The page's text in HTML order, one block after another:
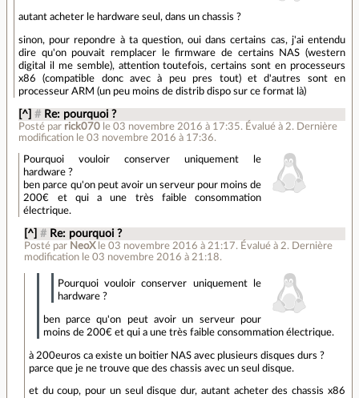
autant acheter le hardware seul, dans un chassis ?
sinon, pour repondre à ta question, oui dans certains cas, j'ai entendu
dire qu'on pouvait remplacer le firmware de certains NAS (western
digital il me semble), attention toutefois, certains sont en processeurs
x86 (compatible donc avec à peu pres tout) et d'autres sont en
processeur ARM (un peu moins de distrib dispo sur ce format là)
[^] # Re: pourquoi ?
Posté par rick070 le 03 novembre 2016 à 17:35. Évalué à 2. Dernière
modification le 03 novembre 2016 à 17:36.
Pourquoi vouloir conserver uniquement le
hardware ?
ben parce qu'on peut avoir un serveur pour moins de
200€ et qui a une très faible consommation
électrique.
[^] # Re: pourquoi ?
Posté par NeoX le 03 novembre 2016 à 21:17. Évalué à 2. Dernière
modification le 03 novembre 2016 à 21:18.
Pourquoi vouloir conserver uniquement le
hardware ?
ben parce qu'on peut avoir un serveur pour
moins de 200€ et qui a une très faible consommation électrique.
à 200euros ca existe un boitier NAS avec plusieurs disques durs ?
parce que je ne trouve que des chassis avec un seul disque.
et du coup, pour un seul disque dur, autant acheter des chassis x86